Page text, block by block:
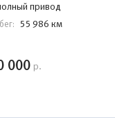
привод
55 986 км
000 р.